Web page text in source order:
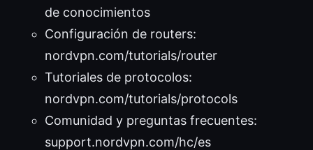
de conocimientos
Configuración de routers:
nordvpn.com/tutorials/router
Tutoriales de protocolos:
nordvpn.com/tutorials/protocols
Comunidad y preguntas frecuentes:
support.nordvpn.com/hc/es